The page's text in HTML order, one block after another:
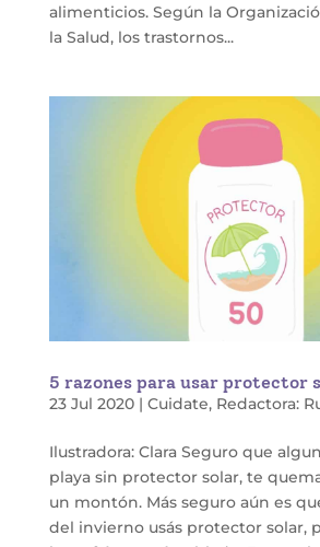
alimenticios. Según la
la Salud, los trastornos...
5 razones para usar protector
23 Jul 2020| Cuidate, Redactora:
Ilustradora: Clara Seguro que
playa sin protector solar, te
un montón. Más seguro aún es
del invierno usás protector solar,